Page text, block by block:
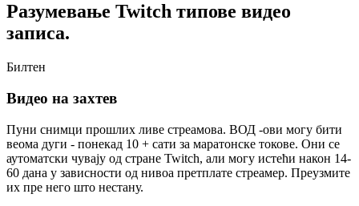
Разумевање Twitch типове видео
записа.
Билтен
Видео на захтев
Пуни снимци прошлих ливе стреамова. ВОД -ови могу бити
веома дуги - понекад 10 + сати за маратонске токове. Они се
аутоматски чувају од стране Twitch, али могу истећи након 14-
60 дана у зависности од нивоа претплате стреамер. Преузмите
их пре него што нестану.